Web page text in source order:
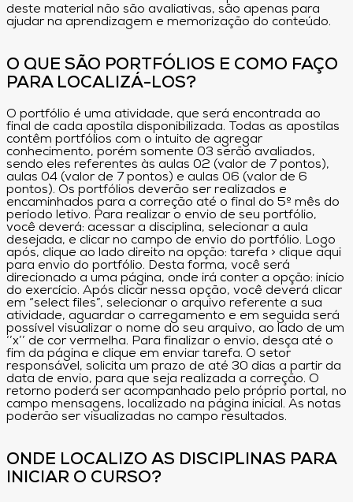
deste material não são avaliativas, são apenas para
ajudar na aprendizagem e memorização do conteúdo.
O QUE SÃO PORTFÓLIOS E COMO FAÇO
PARA LOCALIZÁ-LOS?
O portfólio é uma atividade, que será encontrada ao
final de cada apostila disponibilizada. Todas as apostilas
contêm portfólios com o intuito de agregar
conhecimento, porém somente 03 serão avaliados,
sendo eles referentes às aulas 02 (valor de 7 pontos),
aulas 04 (valor de 7 pontos) e aulas 06 (valor de 6
pontos). Os portfólios deverão ser realizados e
encaminhados para a correção até o final do 5º mês do
período letivo. Para realizar o envio de seu portfólio,
você deverá: acessar a disciplina, selecionar a aula
desejada, e clicar no campo de envio do portfólio. Logo
após, clique ao lado direito na opção: tarefa > clique aqui
para envio do portfólio. Desta forma, você será
direcionado a uma página, onde irá conter a opção: início
do exercício. Após clicar nessa opção, você deverá clicar
em “select files”, selecionar o arquivo referente a sua
atividade, aguardar o carregamento e em seguida será
possível visualizar o nome do seu arquivo, ao lado de um
‘’x’’ de cor vermelha. Para finalizar o envio, desça até o
fim da página e clique em enviar tarefa. O setor
responsável, solicita um prazo de até 30 dias a partir da
data de envio, para que seja realizada a correção. O
retorno poderá ser acompanhado pelo próprio portal, no
campo mensagens, localizado na página inicial. As notas
poderão ser visualizadas no campo resultados.
ONDE LOCALIZO AS DISCIPLINAS PARA
INICIAR O CURSO?